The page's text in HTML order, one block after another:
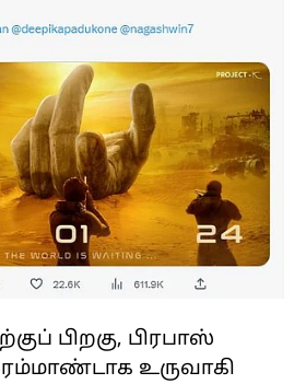
பிறகு, பிரபாஸ்
உருவாகி